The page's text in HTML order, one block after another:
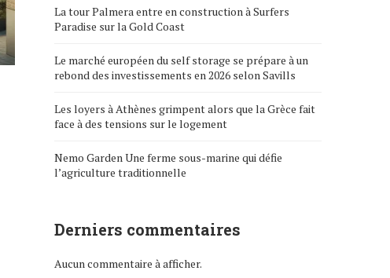
La tour Palmera entre en construction à Surfers
Paradise sur la Gold Coast
Le marché européen du self storage se prépare à un
rebond des investissements en 2026 selon Savills
Les loyers à Athènes grimpent alors que la Grèce fait
face à des tensions sur le logement
Nemo Garden Une ferme sous-marine qui défie
l’agriculture traditionnelle
Derniers commentaires
Aucun commentaire à afficher.